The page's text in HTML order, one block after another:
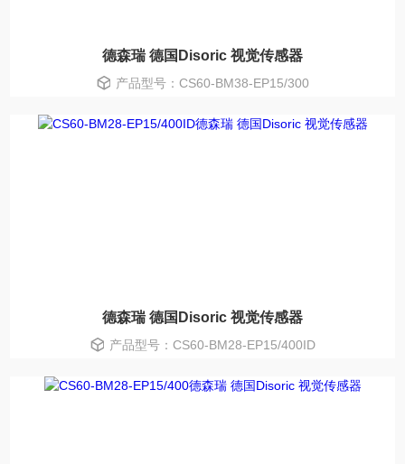
德森瑞 德国Disoric 视觉传感器
产品型号：CS60-BM38-EP15/300
德森瑞 德国Disoric 视觉传感器
产品型号：CS60-BM28-EP15/400ID